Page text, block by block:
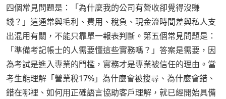
四個常見問題是：「為什麼我的公司有營收卻覺得沒賺
錢？」這通常與毛利、費用、稅負、現金流時間差與私人支
出混用有關，不能只靠單一報表判斷。第五個常見問題是：
「準備考記帳士的人需要懂這些實務嗎？」答案是需要，因
為考試是進入專業的門檻，實務才是專業被信任的理由。當
考生能理解「營業稅17%」為什麼會被搜尋、為什麼會錯、
錯在哪裡、如何用正確語言協助客戶理解，就已經開始具備